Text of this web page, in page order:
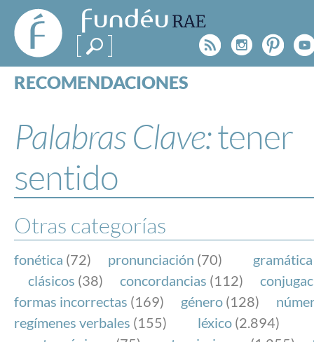
FundéuRAE
- Fundación
del Español
Urgente
Rss
RECOMENDACIONES
ESPECIALES
BLOG
NOTICIAS
FundéuRAE es una fundación patrocinada por la
y la Real Academia Española, cuyo objetivo es
el buen uso del español en los medios de
Internet.
Palabras Clave:tener
sentido
Otras categorías
fonética (72) pronunciación (70) gramática
clásicos (38) concordancias (112)
formas incorrectas (169) género (128)
regímenes verbales (155) léxico (2.894)